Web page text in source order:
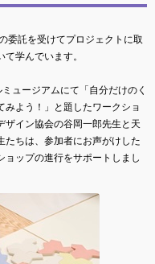
委託を受けてプロジェクトに取
学んでいます。
ュージアムにて「自分だけのく
みよう！」と題したワークショ
ザイン協会の谷岡一郎先生と天
たちは、参加者にお声がけした
ョップの進行をサポートしまし